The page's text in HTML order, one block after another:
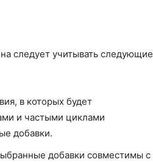
следует учитывать следующие
в которых будет
и частыми циклами
добавки.
добавки совместимы с